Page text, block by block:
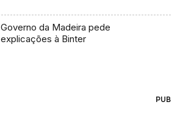
Governo da Madeira pede
explicações à Binter
PUB